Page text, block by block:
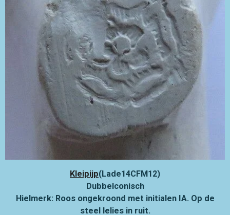
Kleipijp(Lade14CFM12)
Dubbelconisch
Hielmerk: Roos ongekroond met initialen IA. Op de
steel lelies in ruit.